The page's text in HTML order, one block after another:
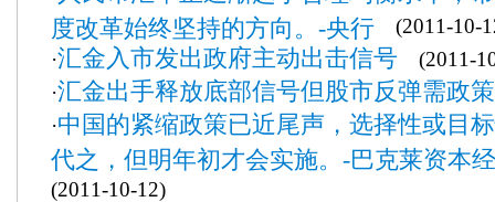
度改革始终坚持的方向。-央行 (2011-10-
·汇金入市发出政府主动出击信号 (2011-
·汇金出手释放底部信号但股市反弹需政
·中国的紧缩政策已近尾声，选择性或目
代之，但明年初才会实施。-巴克莱资本
(2011-10-12)